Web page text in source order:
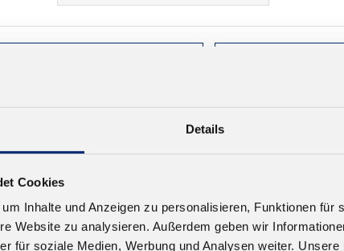
Details
Cookies
Inhalte und Anzeigen zu personalisieren, Funktionen für
Website zu analysieren. Außerdem geben wir
für soziale Medien, Werbung und Analysen weiter.